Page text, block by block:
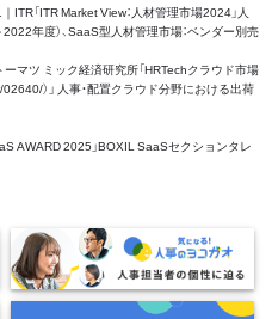
「ITR Market View：人材管理市場2024」人
年度）、SaaS型人材管理市場：ベンダー別売
マツ ミック経済研究所「HRTechクラウド市場
）」 人事・配置クラウド分野における出荷
AWARD 2025」BOXIL SaaSセクションタレ